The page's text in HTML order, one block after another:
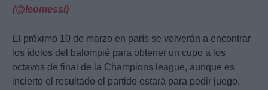
(@leomessi)
El próximo 10 de marzo en parís se volverán a encontrar
los ídolos del balompié para obtener un cupo a los
octavos de final de la Champions league, aunque es
incierto el resultado el partido estará para pedir juego,